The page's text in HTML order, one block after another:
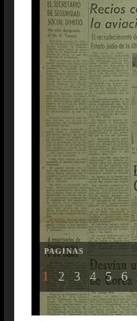
PAGINAS
1 2 3 4 5 6